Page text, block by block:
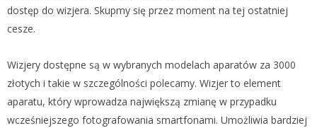
dostęp do wizjera. Skupmy się przez moment na tej ostatniej
cesze.
Wizjery dostępne są w wybranych modelach aparatów za 3000
złotych i takie w szczególności polecamy. Wizjer to element
aparatu, który wprowadza największą zmianę w przypadku
wcześniejszego fotografowania smartfonami. Umożliwia bardziej